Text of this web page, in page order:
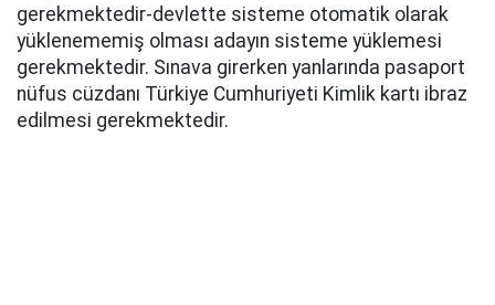
gerekmektedir-devlette sisteme otomatik olarak
yüklenememiş olması adayın sisteme yüklemesi
gerekmektedir. Sınava girerken yanlarında pasaport
nüfus cüzdanı Türkiye Cumhuriyeti Kimlik kartı ibraz
edilmesi gerekmektedir.